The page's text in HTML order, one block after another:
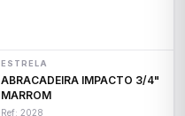
ESTRELA
ABRACADEIRA IMPACTO 3/4"
MARROM
Ref: 2028